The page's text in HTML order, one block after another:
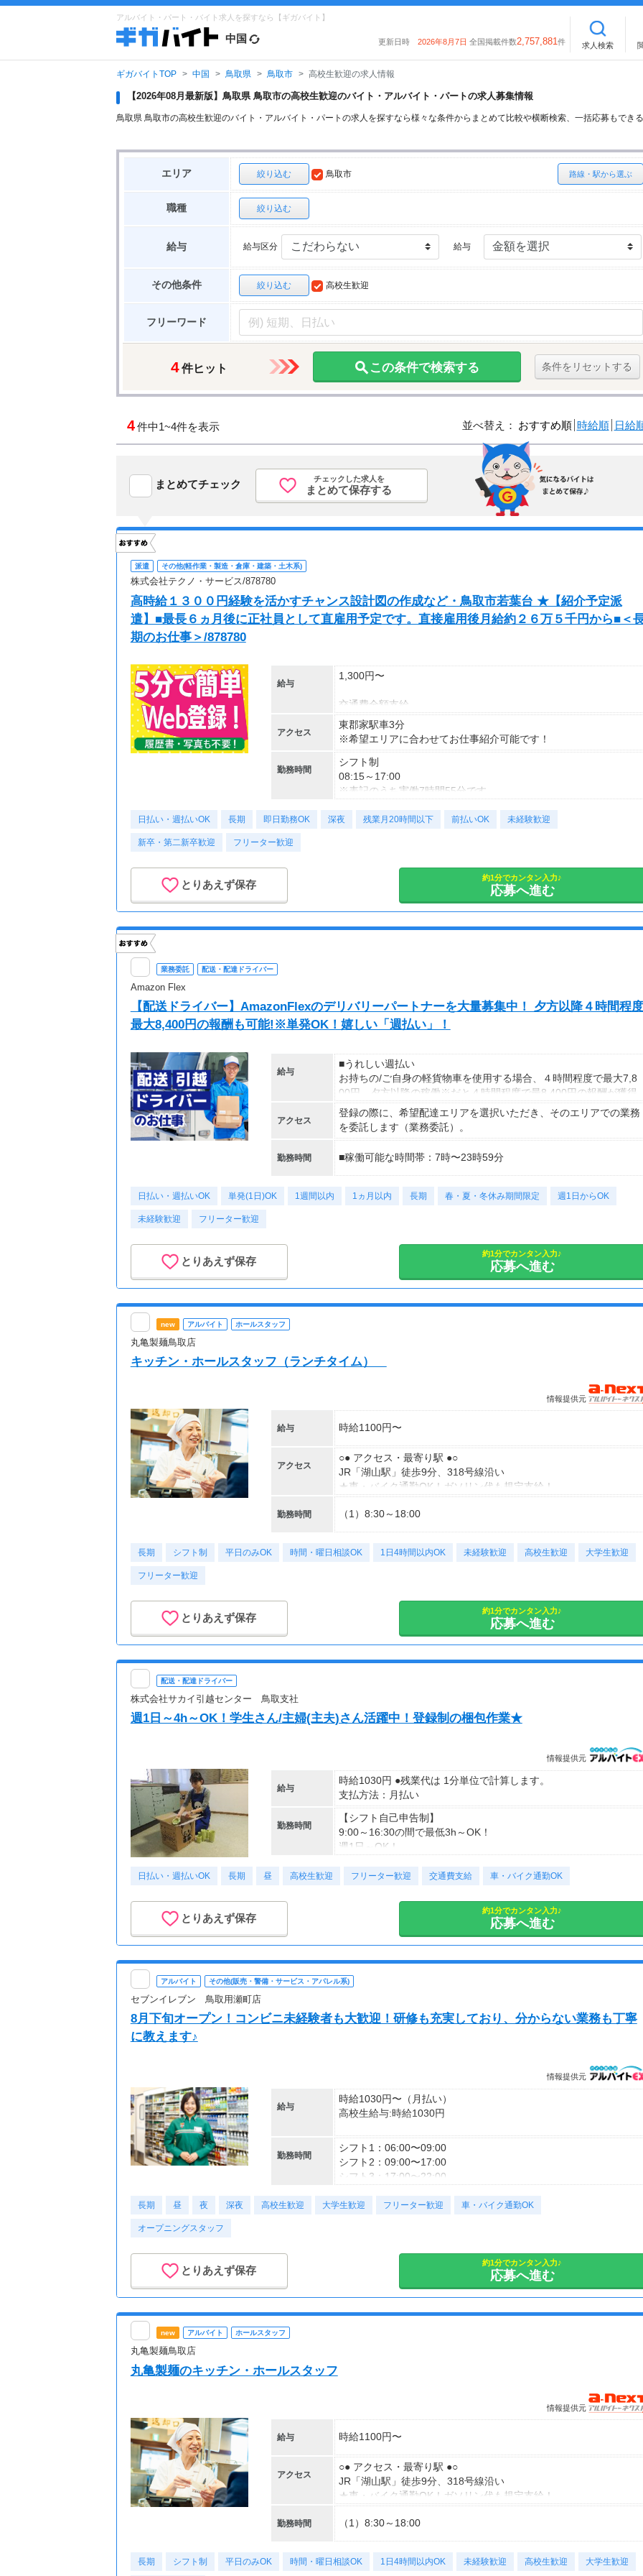
アルバイト・パート・バイト求人を探すなら【ギガバイト】
中国 更新日時 2026年8月7日 全国掲載件数2,757,881件 求人検索
ギガバイトTOP 中国 鳥取県 鳥取市 高校生歓迎の求人情報
【2026年08月最新版】鳥取県 鳥取市の高校生歓迎のバイト・アルバイト・パートの求人募集情報
鳥取県 鳥取市の高校生歓迎のバイト・アルバイト・パートの求人を探すなら様々な条件からまとめて比較や横断検索、一括応募もでき
エリア 絞り込む 路線・駅から選ぶ
鳥取市
職種 絞り込む
給与 給与区分 給与
その他条件 絞り込む 高校生歓迎
フリーワード
4件ヒット この条件で検索する 条件をリセットする
4件中1~4件を表示 並べ替え： おすすめ順 時給順 日給
まとめてチェック チェックした求人を
まとめて保存する
派遣 その他(軽作業・製造・倉庫・建築・土木系)
株式会社テクノ・サービス/878780
高時給１３００円経験を活かすチャンス設計図の作成など・鳥取市若葉台 ★【紹介予定派
遣】■最長６ヵ月後に正社員として直雇用予定です。直接雇用後月給約２６万５千円から■＜
期のお仕事＞/878780
給与
1,300円〜
交通費全額支給
即払い制度有
アクセス
東郡家駅車3分
※希望エリアに合わせてお仕事紹介可能です！
勤務時間
シフト制
08:15～17:00
※表記のうち実働7時間55分です。
勤務曜日：月・火・水・木・金
日払い・週払いOK 長期 即日勤務OK 深夜 残業月20時間以下 前払いOK 未経験歓迎
新卒・第二新卒歓迎 フリーター歓迎
とりあえず保存
約1分でカンタン入力♪
応募へ進む
業務委託 配送・配達ドライバー
Amazon Flex
【配送ドライバー】AmazonFlexのデリバリーパートナーを大量募集中！ 夕方以降４時間程度
最大8,400円の報酬も可能!※単発OK！嬉しい「週払い」！
給与
■うれしい週払い
お持ちの/ご自身の軽貨物車を使用する場合、４時間程度で最大7,8
00円。夕方以降の稼働※だと４時間程度で最8,400円の報酬が獲得
可能！給与ではなく、委託業務に応じた報酬をお支払いする業務委
託のお仕事です。うれしい週払い。
※中国エリアで4-6月に１8時以降稼働した場合を想定。地域によ
り異なります。
※報酬は規約にしたがい配達完了の15日後に支払いますが、可能
な場合は、より早く、週払いで前週稼働分をお支払いします。
アクセス
登録の際に、希望配達エリアを選択いただき、そのエリアでの業務
を委託します（業務委託）。
勤務時間 ■稼働可能な時間帯：7時〜23時59分
日払い・週払いOK 単発(1日)OK 1週間以内 1ヵ月以内 長期 春・夏・冬休み期間限定 週1日からOK
未経験歓迎 フリーター歓迎
とりあえず保存
約1分でカンタン入力♪
応募へ進む
new アルバイト ホールスタッフ
丸亀製麺鳥取店
キッチン・ホールスタッフ（ランチタイム）
情報提供元
給与 時給1100円〜
アクセス
○● アクセス・最寄り駅 ●○
JR「湖山駅」徒歩9分、318号線沿い
★車・バイク通勤OK！ガソリン代も規定支給！
可）
勤務時間 （1）8:30～18:00
長期 シフト制 平日のみOK 時間・曜日相談OK 1日4時間以内OK 未経験歓迎 高校生歓迎 大学生歓迎
フリーター歓迎
とりあえず保存
約1分でカンタン入力♪
応募へ進む
配送・配達ドライバー
株式会社サカイ引越センター 鳥取支社
週1日～4h～OK！学生さん/主婦(主夫)さん活躍中！登録制の梱包作業★
情報提供元
給与
時給1030円 ●残業代は 1分単位で計算します。
支払方法：月払い
勤務時間
【シフト自己申告制】
9:00～16:30の間で最低3h～OK！
週1日～OK！
日払い・週払いOK 長期 昼 高校生歓迎 フリーター歓迎 交通費支給 車・バイク通勤OK
とりあえず保存
約1分でカンタン入力♪
応募へ進む
アルバイト その他(販売・警備・サービス・アパレル系)
セブンイレブン 鳥取用瀬町店
8月下旬オープン！コンビニ未経験者も大歓迎！研修も充実しており、分からない業務も丁寧
に教えます♪
情報提供元
給与
時給1030円〜（月払い）
高校生給与:時給1030円
(1)研修期間：30日／時給1050円※高校生時給1050円
(2)研修期間：30日／時給1030円※高校生時給1030円
(3)研修期間：30日／時給1030円※高校生時給1030円
(4)研修期間：30日／時給1300円
(5)研修期間：30日／時給1300円
勤務時間
シフト1：06:00〜09:00
シフト2：09:00〜17:00
シフト3：17:00〜22:00
シフト5：22:00〜02:00
長期 昼 夜 深夜 高校生歓迎 大学生歓迎 フリーター歓迎 車・バイク通勤OK
オープニングスタッフ
とりあえず保存
約1分でカンタン入力♪
応募へ進む
new アルバイト ホールスタッフ
丸亀製麺鳥取店
丸亀製麺のキッチン・ホールスタッフ
情報提供元
給与 時給1100円〜
アクセス
○● アクセス・最寄り駅 ●○
JR「湖山駅」徒歩9分、318号線沿い
★車・バイク通勤OK！ガソリン代も規定支給！
可）
勤務時間 （1）8:30～18:00
長期 シフト制 平日のみOK 時間・曜日相談OK 1日4時間以内OK 未経験歓迎 高校生歓迎 大学生歓迎